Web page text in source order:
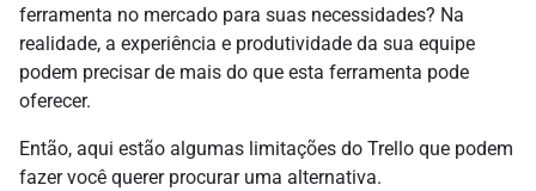
ferramenta no mercado para suas necessidades? Na
realidade, a experiência e produtividade da sua equipe
podem precisar de mais do que esta ferramenta pode
oferecer.
Então, aqui estão algumas limitações do Trello que podem
fazer você querer procurar uma alternativa.